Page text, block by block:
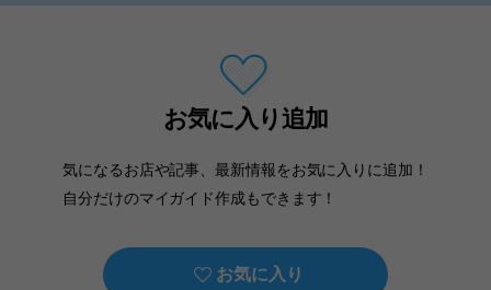
お気に入り追加
気になるお店や記事、最新情報をお気に入りに追加！
自分だけのマイガイド作成もできます！
お気に入り